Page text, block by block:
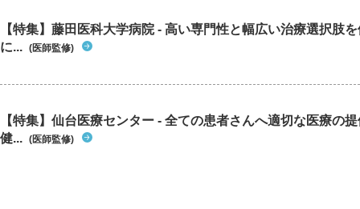
【特集】藤田医科大学病院 - 高い専門性と幅広い治療選択肢
に... (医師監修)
【特集】仙台医療センター - 全ての患者さんへ適切な医療の
健... (医師監修)